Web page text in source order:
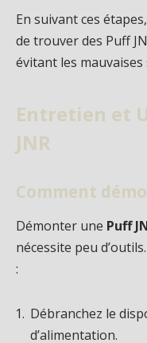
En suivant ces
de trouver des Puff
évitant les
Entretien et
JNR
Comment
Démonter une Puff
nécessite peu
:
Débranchez le
d’alimentation.